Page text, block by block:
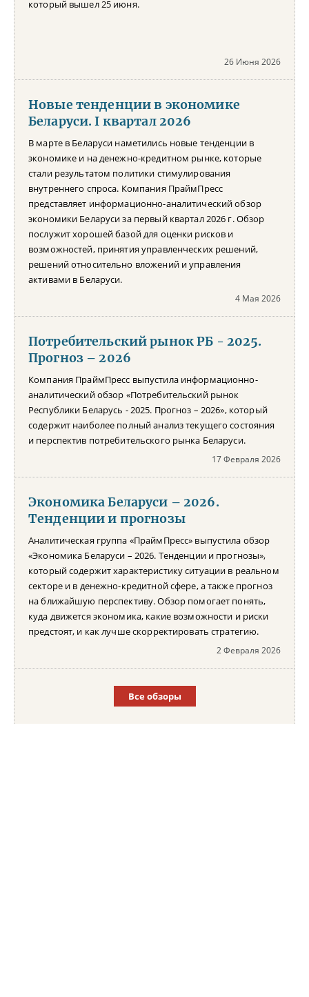
который вышел 25 июня.
26 Июня 2026
Новые тенденции в экономике
Беларуси. I квартал 2026
В марте в Беларуси наметились новые тенденции в
экономике и на денежно-кредитном рынке, которые
стали результатом политики стимулирования
внутреннего спроса. Компания ПраймПресс
представляет информационно-аналитический обзор
экономики Беларуси за первый квартал 2026 г. Обзор
послужит хорошей базой для оценки рисков и
возможностей, принятия управленческих решений,
решений относительно вложений и управления
активами в Беларуси.
4 Мая 2026
Потребительский рынок РБ - 2025.
Прогноз – 2026
Компания ПраймПресс выпустила информационно-
аналитический обзор «Потребительский рынок
Республики Беларусь - 2025. Прогноз – 2026», который
содержит наиболее полный анализ текущего состояния
и перспектив потребительского рынка Беларуси.
17 Февраля 2026
Экономика Беларуси – 2026.
Тенденции и прогнозы
Аналитическая группа «ПраймПресс» выпустила обзор
«Экономика Беларуси – 2026. Тенденции и прогнозы»,
который содержит характеристику ситуации в реальном
секторе и в денежно-кредитной сфере, а также прогноз
на ближайшую перспективу. Обзор помогает понять,
куда движется экономика, какие возможности и риски
предстоят, и как лучше скорректировать стратегию.
2 Февраля 2026
Все обзоры